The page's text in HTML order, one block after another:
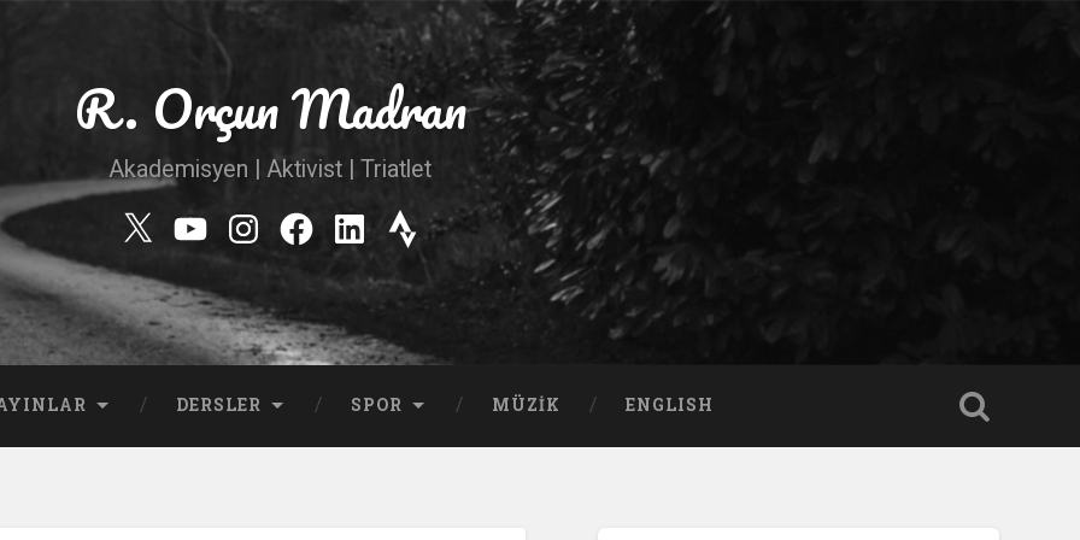
R. Orçun Madran
Akademisyen | Aktivist | Triatlet
Twitter
YouTube
Instagram
Facebook
Linkedin
Strava
DERSLER SPOR MÜZIK ENGLISH